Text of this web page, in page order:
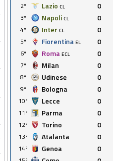
2º
Lazio CL 0
3º
Napoli CL 0
4º
Inter CL 0
5º
Fiorentina EL 0
6º
Roma ECL 0
7º
Milan 0
8º
Udinese 0
9º
Bologna 0
10º
Lecce 0
11º
Parma 0
12º
Torino 0
13º
Atalanta 0
14º
Genoa 0